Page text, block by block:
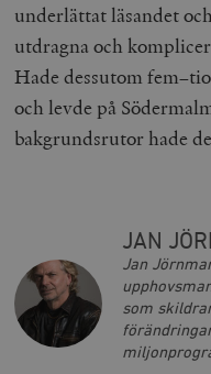
underlättat läsandet
utdragna och
Hade dessutom
och levde på
bakgrundsrutor hade
JAN
Jan
som
{32}
__cf_bm